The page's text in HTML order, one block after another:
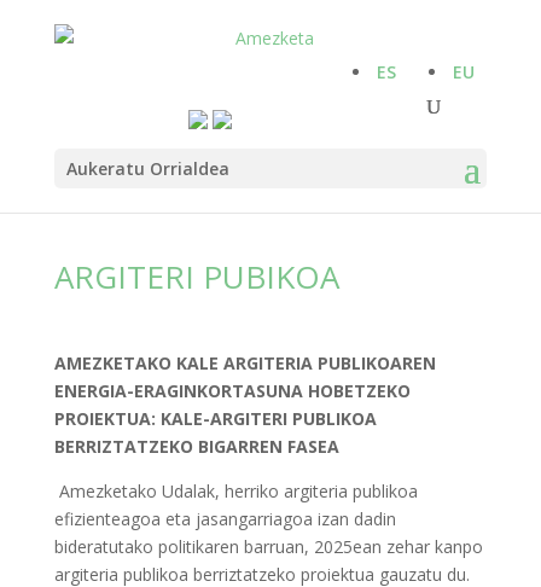
Aukeratu Orrialdea
ES EU
ARGITERI PUBIKOA
AMEZKETAKO KALE ARGITERIA PUBLIKOAREN
ENERGIA-ERAGINKORTASUNA HOBETZEKO
PROIEKTUA: KALE-ARGITERI PUBLIKOA
BERRIZTATZEKO BIGARREN FASEA
Amezketako Udalak, herriko argiteria publikoa
efizienteagoa eta jasangarriagoa izan dadin
bideratutako politikaren barruan, 2025ean zehar kanpo
argiteria publikoa berriztatzeko proiektua gauzatu du.